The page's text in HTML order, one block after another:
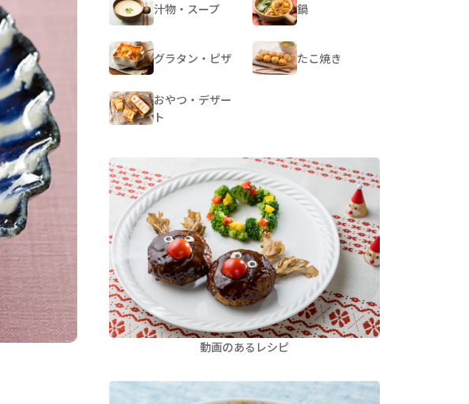
汁物・スープ 鍋
グラタン・ピザ たこ焼き
おやつ・デザー
ト
動画のあるレシピ